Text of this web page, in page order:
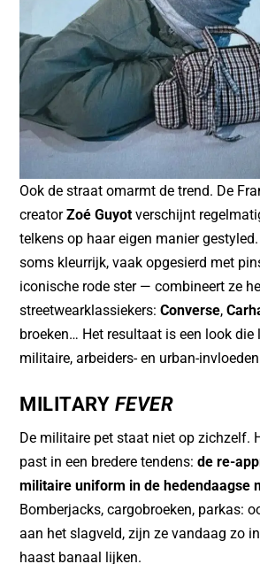
Ook de straat omarmt de trend. De
creatorZoé Guyotverschijnt
telkens op haar eigen manier
soms kleurrijk, vaak opgesierd met
iconische rode ster — combineert ze
streetwearklassiekers:Converse,
broeken… Het resultaat is een look die
militaire, arbeiders- en urban-
MILITARY FEVER
De militaire pet staat niet op zichzelf.
past in een bredere tendens:de re-
militaire uniform in de hedendaagse
Bomberjacks, cargobroeken, parkas:
aan het slagveld, zijn ze vandaag zo
haast banaal lijken.